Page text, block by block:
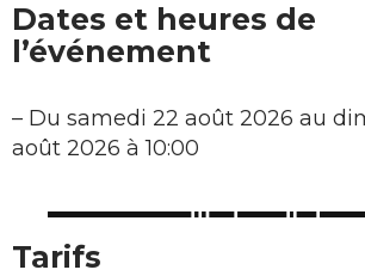
Dates et heures de
l’événement
– Du samedi 22 août 2026 au
août 2026 à 10:00
Tarifs